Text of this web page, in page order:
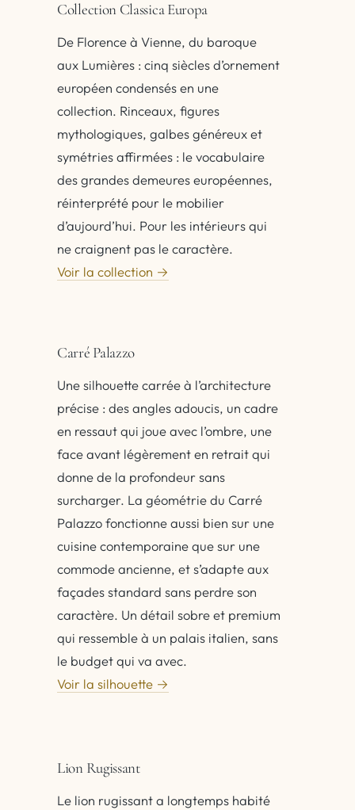
Collection Classica Europa
De Florence à Vienne, du baroque
aux Lumières : cinq siècles d’ornement
européen condensés en une
collection. Rinceaux, figures
mythologiques, galbes généreux et
symétries affirmées : le vocabulaire
des grandes demeures européennes,
réinterprété pour le mobilier
d’aujourd’hui. Pour les intérieurs qui
ne craignent pas le caractère.
Voir la collection →
Carré Palazzo
Une silhouette carrée à l’architecture
précise : des angles adoucis, un cadre
en ressaut qui joue avec l’ombre, une
face avant légèrement en retrait qui
donne de la profondeur sans
surcharger. La géométrie du Carré
Palazzo fonctionne aussi bien sur une
cuisine contemporaine que sur une
commode ancienne, et s’adapte aux
façades standard sans perdre son
caractère. Un détail sobre et premium
qui ressemble à un palais italien, sans
le budget qui va avec.
Voir la silhouette →
Lion Rugissant
Le lion rugissant a longtemps habité